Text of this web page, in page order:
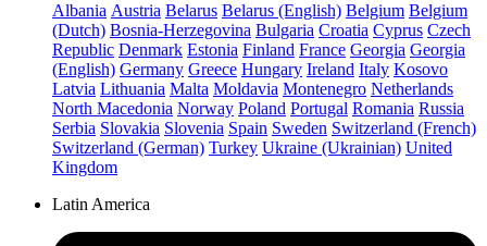
Albania Austria Belarus Belarus (English) Belgium Belgium
(Dutch) Bosnia-Herzegovina Bulgaria Croatia Cyprus Czech
Republic Denmark Estonia Finland France Georgia Georgia
(English) Germany Greece Hungary Ireland Italy Kosovo
Latvia Lithuania Malta Moldavia Montenegro Netherlands
North Macedonia Norway Poland Portugal Romania Russia
Serbia Slovakia Slovenia Spain Sweden Switzerland (French)
Switzerland (German) Turkey Ukraine (Ukrainian) United
Kingdom
Latin America